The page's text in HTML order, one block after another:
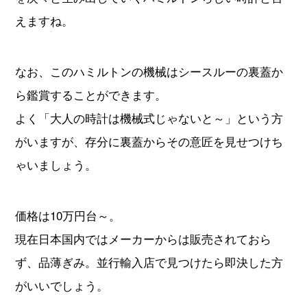
えますね。
なお、このハミルトンの機械はシースルーの裏蓋か
ら鑑賞することができます。
よく「大人の時計は機械式じゃないと～」という方
がいますが、存分に裏蓋からその意匠を見せつけち
ゃいましょう。
価格は10万円台～。
現在日本国内ではメーカーからは販売されておら
ず、品薄ぎみ。並行輸入店で見つけたら即決した方
がいいでしょう。